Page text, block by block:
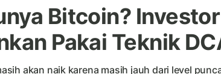
Bitcoin?
Pakai Teknik
akan naik karena masih jauh dari level